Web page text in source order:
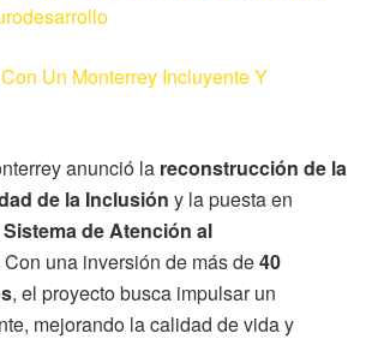
Un Monterrey Incluyente Y
anunció la reconstrucción de la
de la Inclusión y la puesta en
Sistema de Atención al
Con una inversión de más de40
, el proyecto busca impulsar un
mejorando la calidad de vida y